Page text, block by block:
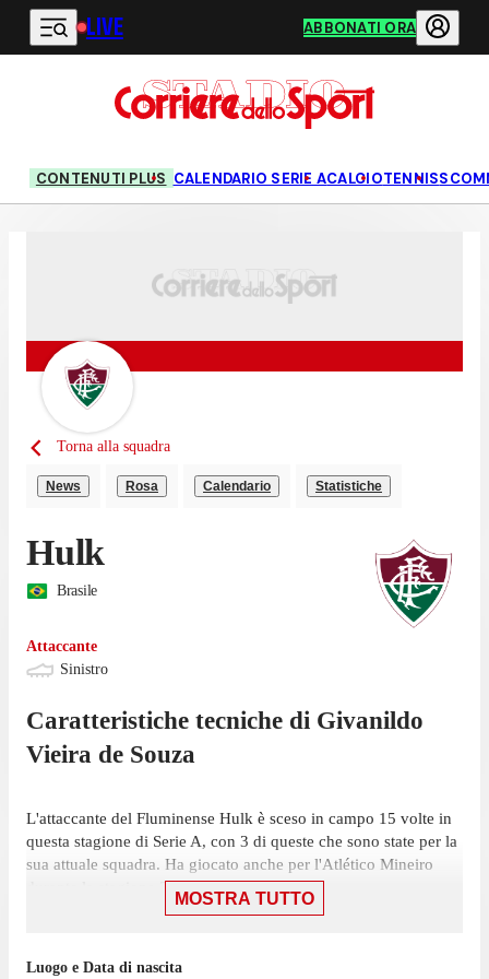
Vai al contenuto principale
LIVE ABBONATI ORA
CONTENUTI PLUS CALENDARIO SERIE ACALCIOTENNIS
Torna alla squadra
News Rosa Calendario Statistiche
Hulk
Brasile
Attaccante
Sinistro
Caratteristiche tecniche di Givanildo
Vieira de Souza
L'attaccante del Fluminense Hulk è sceso in campo 15 volte in
questa stagione di Serie A, con 3 di queste che sono state per la
sua attuale squadra. Ha giocato anche per l'Atlético Mineiro
durante la stagione 2026.
Bahia, nel pareggio per 0-0. In totale l'attaccante ha segnato 2
MOSTRA TUTTO
Luogo e Data di nascita